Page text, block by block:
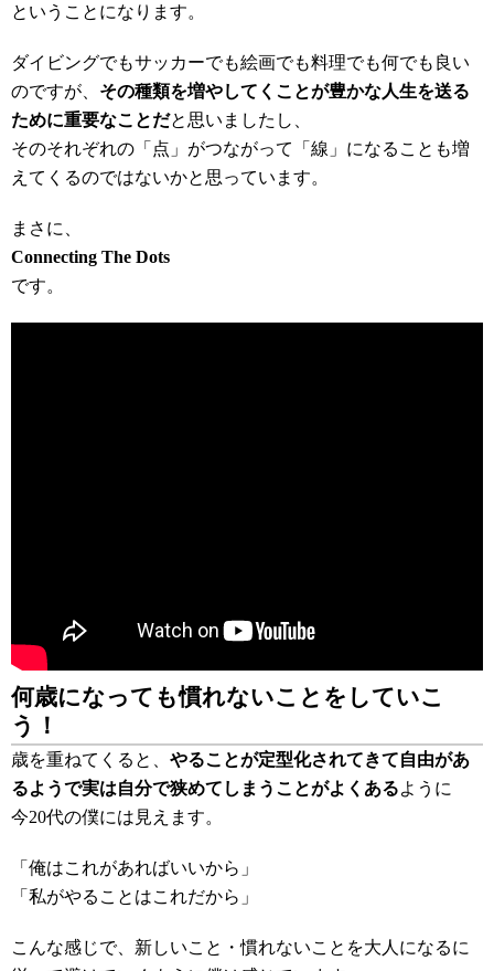
ということになります。
ダイビングでもサッカーでも絵画でも料理でも何でも良い
のですが、 その種類を増やしてくことが豊かな人生を送る
ために重要なことだと思いましたし、
そのそれぞれの「点」がつながって「線」になることも増
えてくるのではないかと思っています。
まさに、
Connecting The Dots
です。
何歳になっても慣れないことをしていこ
う！
歳を重ねてくると、 やることが定型化されてきて自由があ
るようで実は自分で狭めてしまうことがよくあるように
今20代の僕には見えます。
「俺はこれがあればいいから」
「私がやることはこれだから」
こんな感じで、新しいこと・慣れないことを大人になるに